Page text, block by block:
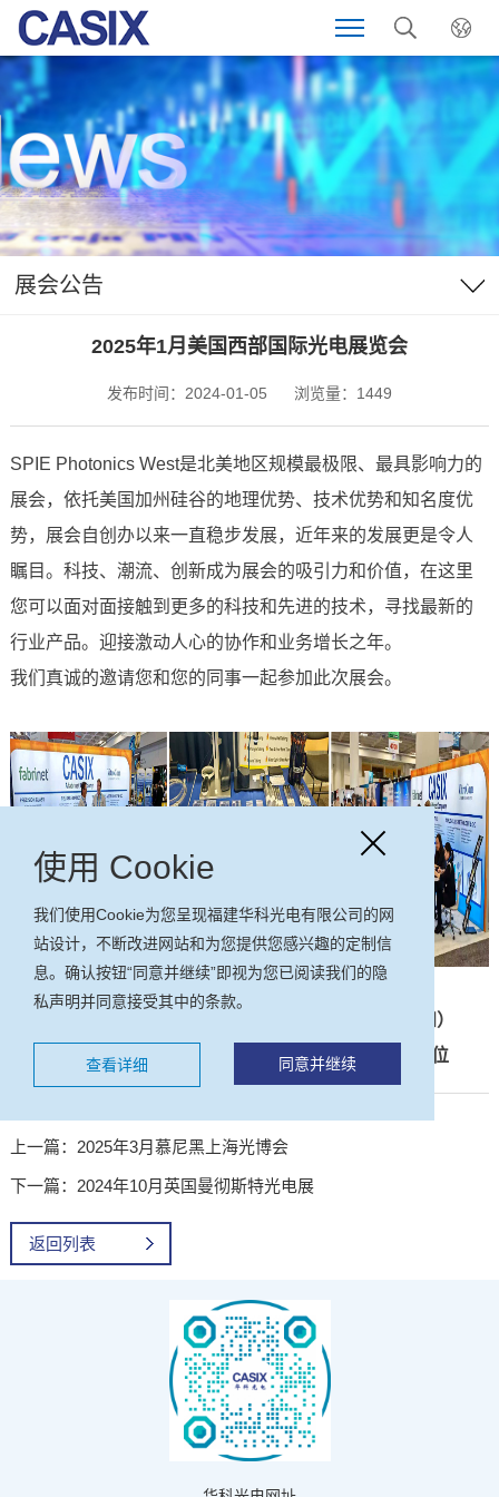
展会公告
2025年1月美国西部国际光电展览会
发布时间：2024-01-05 浏览量：1449
SPIE Photonics West是北美地区规模最极限、最具影响力的
展会，依托美国加州硅谷的地理优势、技术优势和知名度优
势，展会自创办以来一直稳步发展，近年来的发展更是令人
瞩目。科技、潮流、创新成为展会的吸引力和价值，在这里
您可以面对面接触到更多的科技和先进的技术，寻找最新的
行业产品。迎接激动人心的协作和业务增长之年。
我们真诚的邀请您和您的同事一起参加此次展会。
展会时间：2025年1月28日-1月30日（星期二到星期四）
展会地址：美国旧金山Moscone会展中心，4613号展位
上一篇：2025年3月慕尼黑上海光博会
下一篇：2024年10月英国曼彻斯特光电展
返回列表
使用 Cookie
我们使用Cookie为您呈现福建华科光电有限公司的网
站设计，不断改进网站和为您提供您感兴趣的定制信
息。确认按钮“同意并继续”即视为您已阅读我们的隐
私声明并同意接受其中的条款。
查看详细 同意并继续